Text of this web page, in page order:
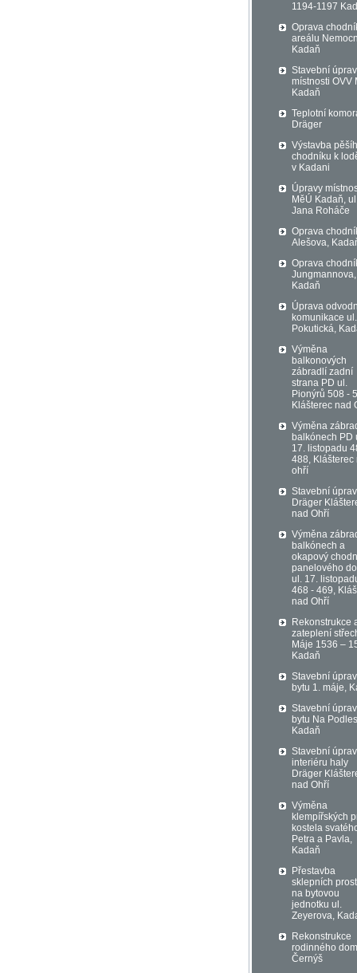
1194-1197
Oprava
areálu
Kadaň
Stavební
místnosti OVV
Kadaň
Teplotní
Dräger
Výstavba
chodníku k
v Kadani
Úpravy
MěÚ Kadaň,
Jana Roháče
Oprava
Alešova,
Oprava
Jungmannova,
Kadaň
Úprava
komunikace ul.
Pokutická,
Výměna
balkonových
zábradlí zadní
strana PD ul.
Pionýrů 508 -
Klášterec nad
Výměna
balkónech PD
17. listopadu
488, Klášterec
ohří
Stavební
Dräger
nad Ohří
Výměna
balkónech a
okapový
panelového
ul. 17.
468 - 469,
nad Ohří
Rekonstrukce
zateplení
Máje 1536 –
Kadaň
Stavební
bytu 1. máje,
Stavební
bytu Na
Kadaň
Stavební
interiéru haly
Dräger
nad Ohří
Výměna
klempířských
kostela
Petra a Pavla,
Kadaň
Přestavba
sklepních
na bytovou
jednotku ul.
Zeyerova,
Rekonstrukce
rodinného
Černýš